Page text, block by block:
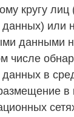
кругу лиц
или
данными
числе
в
в